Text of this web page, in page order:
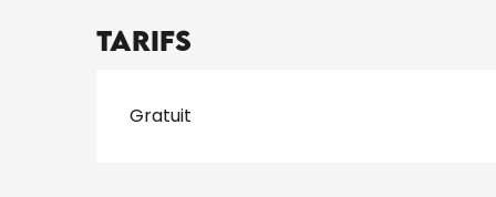
Tarifs
Tarifs 2026
Gratuit